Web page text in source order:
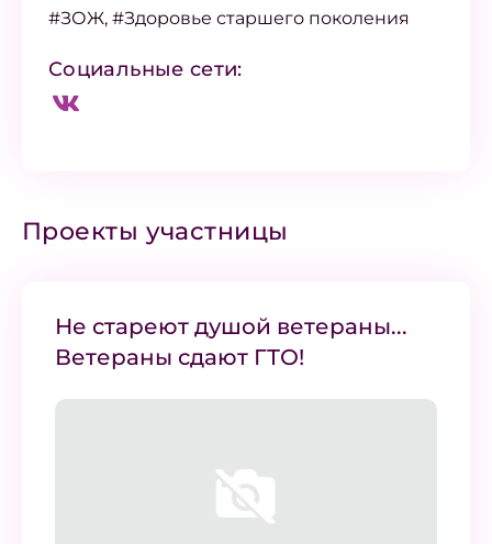
#ЗОЖ, #Здоровье старшего поколения
Социальные сети:
Проекты участницы
Не стареют душой ветераны...
Ветераны сдают ГТО!